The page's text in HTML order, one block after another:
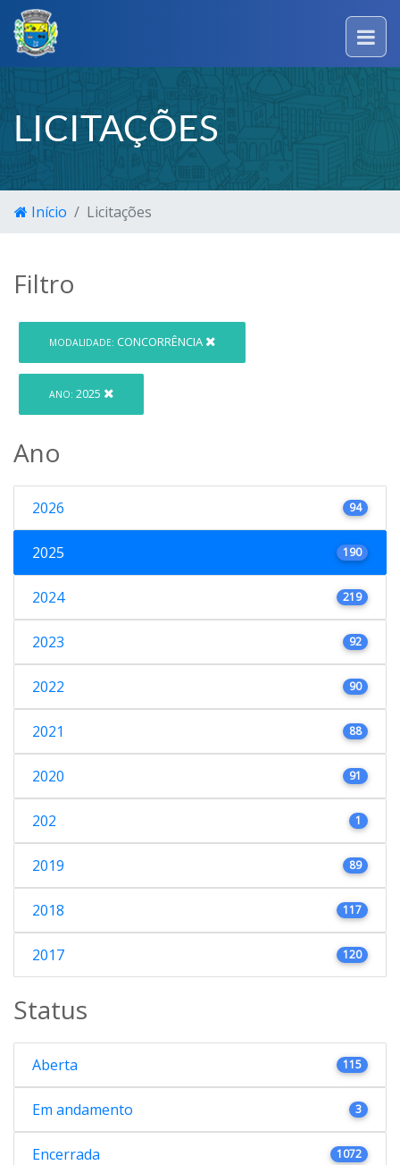
LICITAÇÕES
Início Licitações
Filtro
MODALIDADE: CONCORRÊNCIA
ANO: 2025
Ano
2026 94
2025 190
2024 219
2023 92
2022 90
2021 88
2020 91
202 1
2019 89
2018 117
2017 120
Status
Aberta 115
Em andamento 3
Encerrada 1072